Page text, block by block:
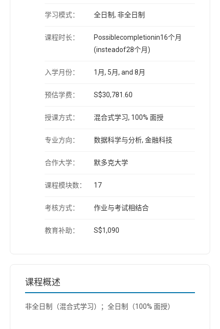
学习模式： 全日制, 非全日制
课程时长：
Possiblecompletionin16个月
(insteadof28个月)
入学月份： 1月, 5月, and 8月
预估学费： S$30,781.60
授课方式： 混合式学习, 100% 面授
专业方向： 数据科学与分析, 金融科技
合作大学： 默多克大学
课程模块数： 17
考核方式： 作业与考试相结合
教育补助： S$1,090
课程概述
非全日制（混合式学习）；全日制（100% 面授）